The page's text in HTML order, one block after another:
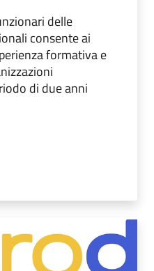
delle
consente ai
formativa e
di due anni